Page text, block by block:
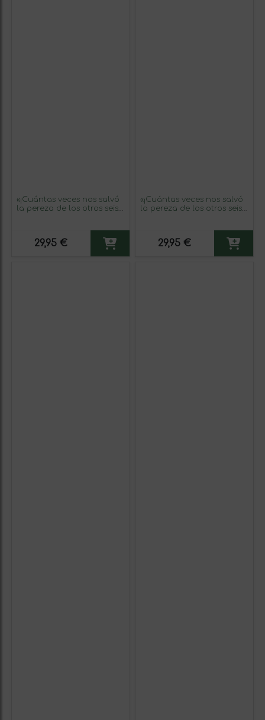
«¡Cuántas veces nos salvó
la pereza de los otros seis
Verdejo. Etiqueta Amarilla
29,95 €
«¡Cuántas veces nos salvó
la pereza de los otros seis
Verdejo. Etiqueta Negra
29,95 €